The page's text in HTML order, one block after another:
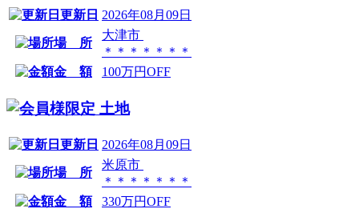
更新日 2026年08月09日
場 所
大津市
＊＊＊＊＊＊＊
金 額
100万円OFF
土地
更新日 2026年08月09日
場 所
米原市
＊＊＊＊＊＊＊
金 額
330万円OFF